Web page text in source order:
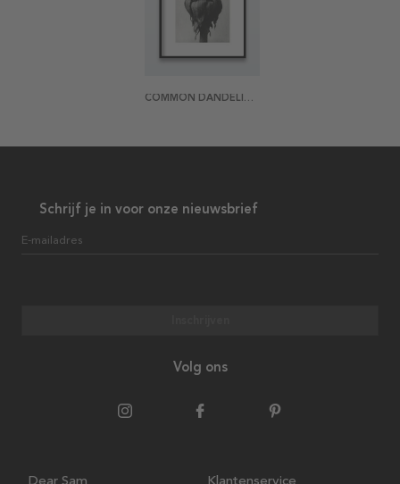
COMMON DANDELION BY KARL BLOSSFELDT POSTER
Schrijf je in voor onze nieuwsbrief
E-mailadres
Volg ons
Dear Sam Klantenservice